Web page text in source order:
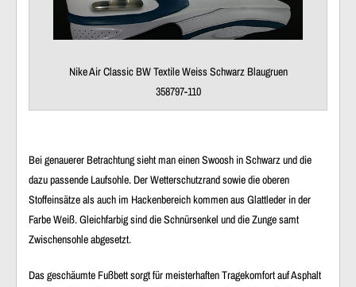
Nike Air Classic BW Textile Weiss Schwarz Blaugruen
358797-110
Bei genauerer Betrachtung sieht man einen Swoosh in Schwarz und die
dazu passende Laufsohle. Der Wetterschutzrand sowie die oberen
Stoffeinsätze als auch im Hackenbereich kommen aus Glattleder in der
Farbe Weiß. Gleichfarbig sind die Schnürsenkel und die Zunge samt
Zwischensohle abgesetzt.
Das geschäumte Fußbett sorgt für meisterhaften Tragekomfort auf Asphalt